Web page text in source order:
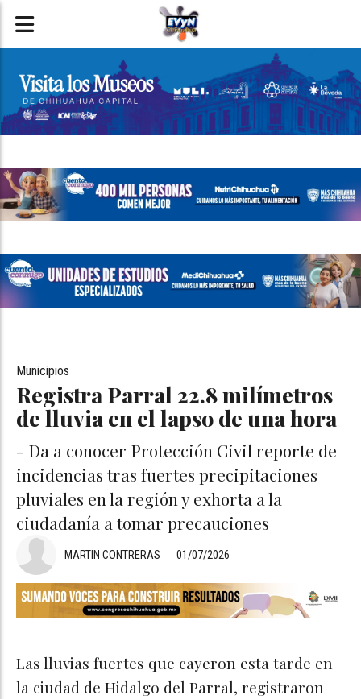
Registra Parral 22.8 milímetros
de lluvia en el lapso de una hora
- Da a conocer Protección Civil reporte de
incidencias tras fuertes precipitaciones
pluviales en la región y exhorta a la
ciudadanía a tomar precauciones
Municipios
01/07/2026
MARTIN CONTRERAS
Las lluvias fuertes que cayeron esta tarde en
la ciudad de Hidalgo del Parral, registraron